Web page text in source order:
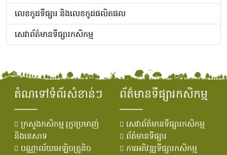
លេខ​កូដ​ទីផ្សារ និង​លេខ​កូដ​ផលិតផល
សេវាព័ត៌មានទីផ្សារកសិកម្ម
តំណទៅទំព័រសំខាន់ៗ
ក្រសួងកសិកម្ម រុក្ខាប្រមាញ់
និងនេសាទ
បណ្ណាល័យអេឡិចត្រូនិច
ព័ត៌មានទីផ្សារកសិកម្ម
សេវាព័ត៌មានទីផ្សារកសិកម្ម
ព័ត៌មានទីផ្សារ
ការអភិវឌ្ឍទីផ្សារកសិកម្ម